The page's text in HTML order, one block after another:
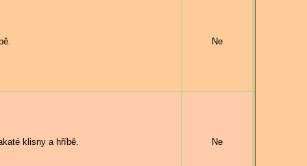
Ne
klisny a hříbě. Ne